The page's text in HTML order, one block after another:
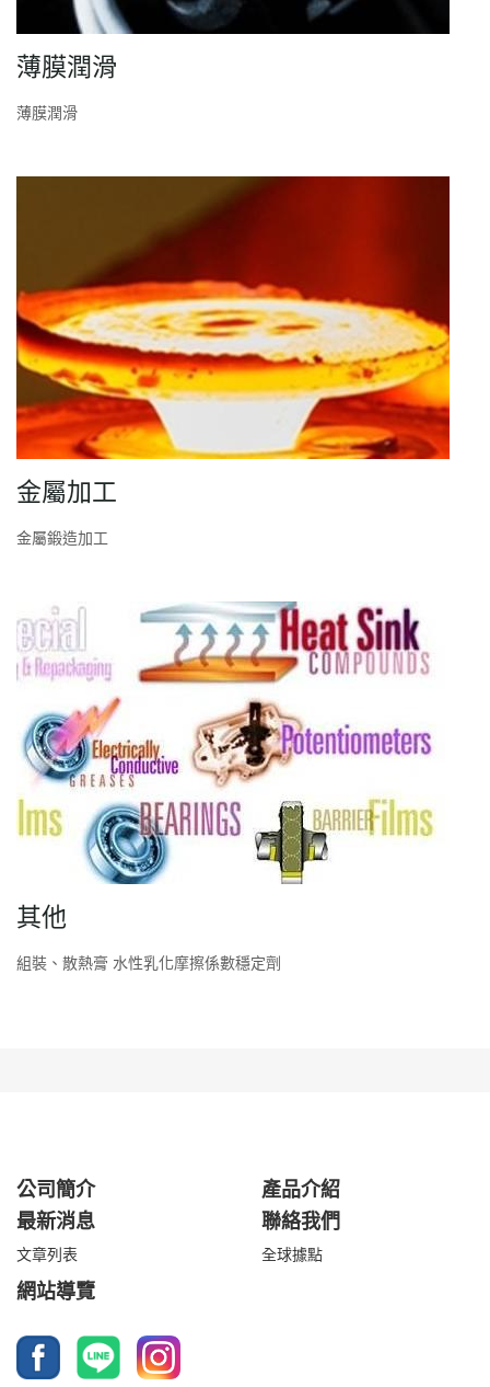
薄膜潤滑
薄膜潤滑
金屬加工
金屬鍛造加工
其他
組裝、散熱膏 水性乳化摩擦係數穩定劑
公司簡介
產品介紹
最新消息
文章列表
聯絡我們
全球據點
網站導覽